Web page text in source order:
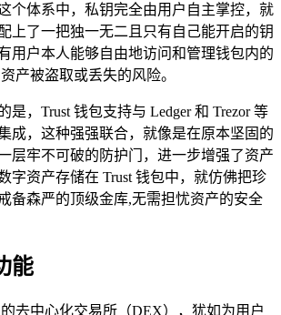
个体系中，私钥完全由用户自主掌控，就
上了一把独一无二且只有自己能开启的钥
用户本人能够自由地访问和管理钱包内的
产被盗取或丢失的风险。
是，Trust 钱包支持与 Ledger 和 Trezor 等
成，这种强强联合，就像是在原本坚固的
层牢不可破的防护门，进一步增强了资产
字资产存储在 Trust 钱包中，就仿佛把珍
备森严的顶级金库,无需担忧资产的安全
能
去中心化交易所（DEX），犹如为用户